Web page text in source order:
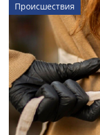
Происшествия